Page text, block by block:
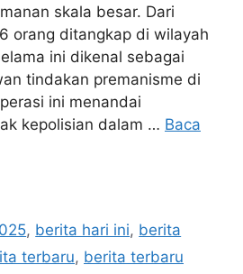
skala besar. Dari
orang ditangkap di wilayah
ini dikenal sebagai
tindakan premanisme di
ini menandai
kepolisian dalam … Baca
, berita hari ini, berita
terbaru, berita terbaru